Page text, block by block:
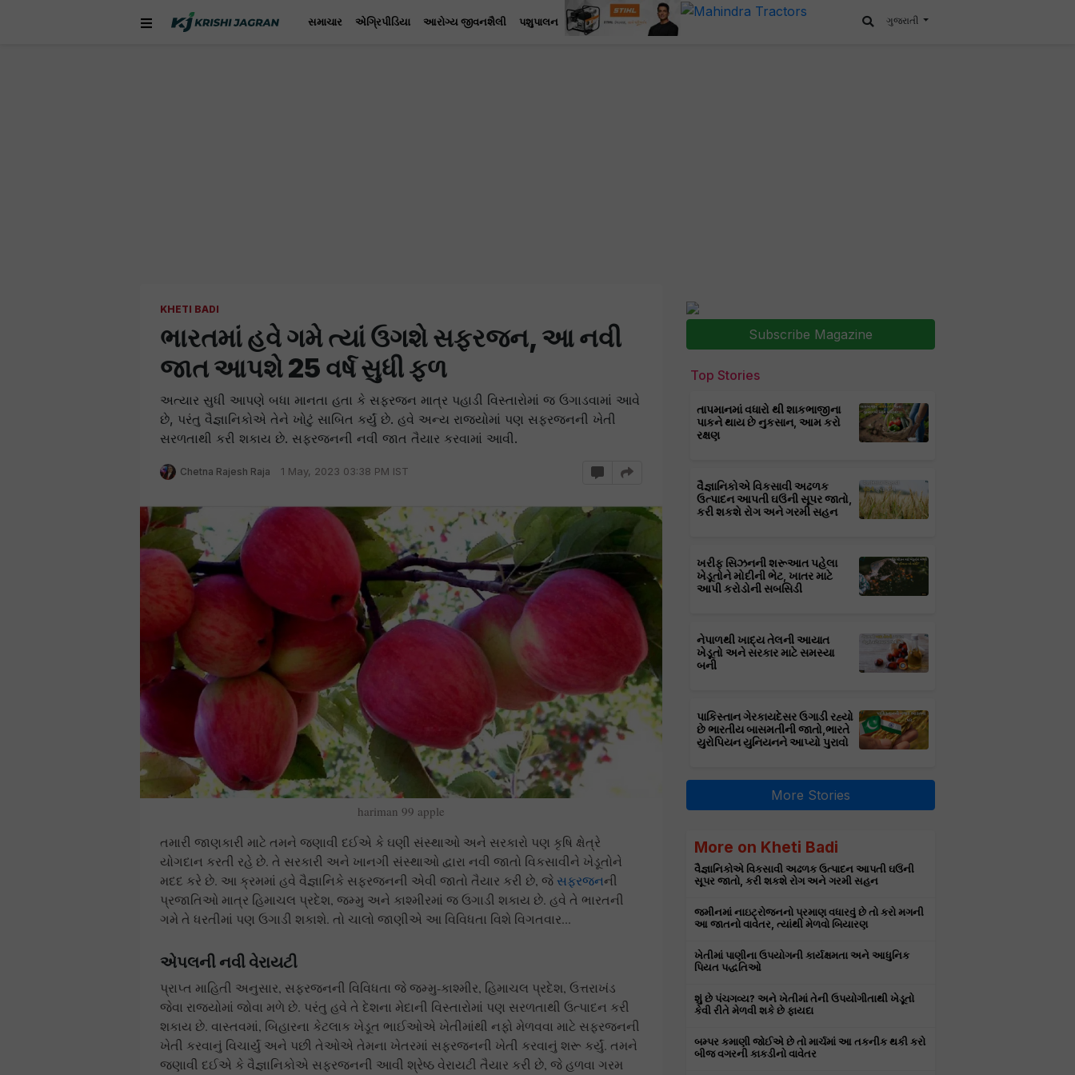
સમાચાર એગ્રિપીડિયા આરોગ્ય જીવનશૈલી પશુપાલન ગુજરાતી
KHETI BADI
ભારતમાં હવે ગમે ત્યાં ઉગશે સફરજન, આ નવી
જાત આપશે 25 વર્ષ સુધી ફળ
અત્યાર સુધી આપણે બધા માનતા હતા કે સફરજન માત્ર પહાડી વિસ્તારોમાં જ ઉગાડવામાં આવે
છે, પરંતુ વૈજ્ઞાનિકોએ તેને ખોટું સાબિત કર્યું છે. હવે અન્ય રાજ્યોમાં પણ સફરજનની ખેતી
સરળતાથી કરી શકાય છે. સફરજનની નવી જાત તૈયાર કરવામાં આવી.
Chetna Rajesh Raja 1 May, 2023 03:38 PM IST
hariman 99 apple
તમારી જાણકારી માટે તમને જણાવી દઈએ કે ઘણી સંસ્થાઓ અને સરકારો પણ કૃષિ ક્ષેત્રે
યોગદાન કરતી રહે છે. તે સરકારી અને ખાનગી સંસ્થાઓ દ્વારા નવી જાતો વિકસાવીને ખેડૂતોને
મદદ કરે છે. આ ક્રમમાં હવે વૈજ્ઞાનિકે સફરજનની એવી જાતો તૈયાર કરી છે, જે સફરજનની
પ્રજાતિઓ માત્ર હિમાચલ પ્રદેશ, જમ્મુ અને કાશ્મીરમાં જ ઉગાડી શકાય છે. હવે તે ભારતની
ગમે તે ધરતીમાં પણ ઉગાડી શકાશે. તો ચાલો જાણીએ આ વિવિધતા વિશે વિગતવાર...
એપલની નવી વેરાયટી
પ્રાપ્ત માહિતી અનુસાર, સફરજનની વિવિધતા જે જમ્મુ-કાશ્મીર, હિમાચલ પ્રદેશ, ઉત્તરાખંડ
જેવા રાજ્યોમાં જોવા મળે છે. પરંતુ હવે તે દેશના મેદાની વિસ્તારોમાં પણ સરળતાથી ઉત્પાદન કરી
શકાય છે. વાસ્તવમાં, બિહારના કેટલાક ખેડૂત ભાઈઓએ ખેતીમાંથી નફો મેળવવા માટે સફરજનની
ખેતી કરવાનું વિચાર્યું અને પછી તેઓએ તેમના ખેતરમાં સફરજનની ખેતી કરવાનું શરૂ કર્યું. તમને
જણાવી દઈએ કે વૈજ્ઞાનિકોએ સફરજનની આવી શ્રેષ્ઠ વેરાયટી તૈયાર કરી છે, જે હળવા ગરમ
Subscribe Magazine
Top Stories
તાપમાનમાં વધારો થી શાકભાજીના
પાકને થાય છે નુકસાન, આમ કરો
રક્ષણ
વૈજ્ઞાનિકોએ વિકસાવી અઢળક
ઉત્પાદન આપતી ઘઉંની સૂપર જાતો,
કરી શકશે રોગ અને ગરમી સહન
ખરીફ સિઝનની શરૂઆત પહેલા
ખેડૂતોને મોદીની ભેટ, ખાતર માટે
આપી કરોડોની સબસિડી
નેપાળથી ખાદ્ય તેલની આયાત
ખેડૂતો અને સરકાર માટે સમસ્યા
બની
પાકિસ્તાન ગેરકાયદેસર ઉગાડી રહ્યો
છે ભારતીય બાસમતીની જાતો,ભારતે
યુરોપિયન યુનિયનને આપ્યો પુરાવો
More Stories
More on Kheti Badi
વૈજ્ઞાનિકોએ વિકસાવી અઢળક ઉત્પાદન આપતી ઘઉંની
સૂપર જાતો, કરી શકશે રોગ અને ગરમી સહન
જમીનમાં નાઇટ્રોજનનો પ્રમાણ વધારવું છે તો કરો મગની
આ જાતનો વાવેતર, ત્યાંથી મેળવો બિયારણ
ખેતીમાં પાણીના ઉપયોગની કાર્યક્ષમતા અને આધુનિક
પિયત પદ્ધતિઓ
શું છે પંચગવ્ય? અને ખેતીમાં તેની ઉપયોગીતાથી ખેડૂતો
કેવી રીતે મેળવી શકે છે ફાયદા
બમ્પર કમાણી જોઈએ છે તો માર્ચમાં આ તકનીક થકી કરો
બીજ વગરની કાકડીનો વાવેતર